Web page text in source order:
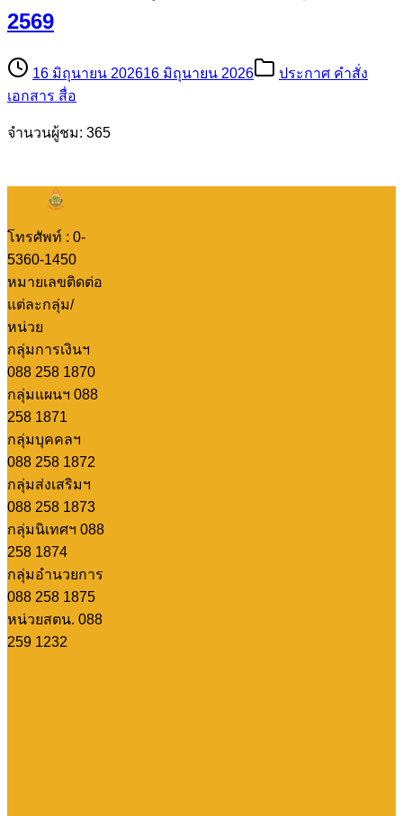
2569
16 มิถุนายน 202616 มิถุนายน 2026
ประกาศ คำสั่ง
เอกสาร สื่อ
จำนวนผู้ชม: 365
โทรศัพท์ : 0-
5360-1450
หมายเลขติดต่อ
แต่ละกลุ่ม/
หน่วย
กลุ่มการเงินฯ
088 258 1870
กลุ่มแผนฯ 088
258 1871
กลุ่มบุคคลฯ
088 258 1872
กลุ่มส่งเสริมฯ
088 258 1873
กลุ่มนิเทศฯ 088
258 1874
กลุ่มอำนวยการ
088 258 1875
หน่วยสตน. 088
259 1232